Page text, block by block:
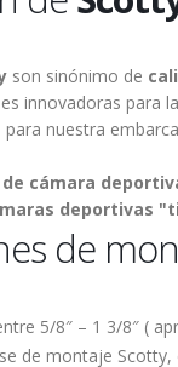
son sinónimo de
innovadoras para
nuestra
cámara
deportivas
de
5/8″ – 1 3/8″ (
de montaje